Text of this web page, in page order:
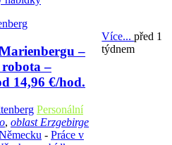
–
–
14,96 €/hod.
Personální
, oblast Erzgebirge
- Práce v
Více...před 1
týdnem